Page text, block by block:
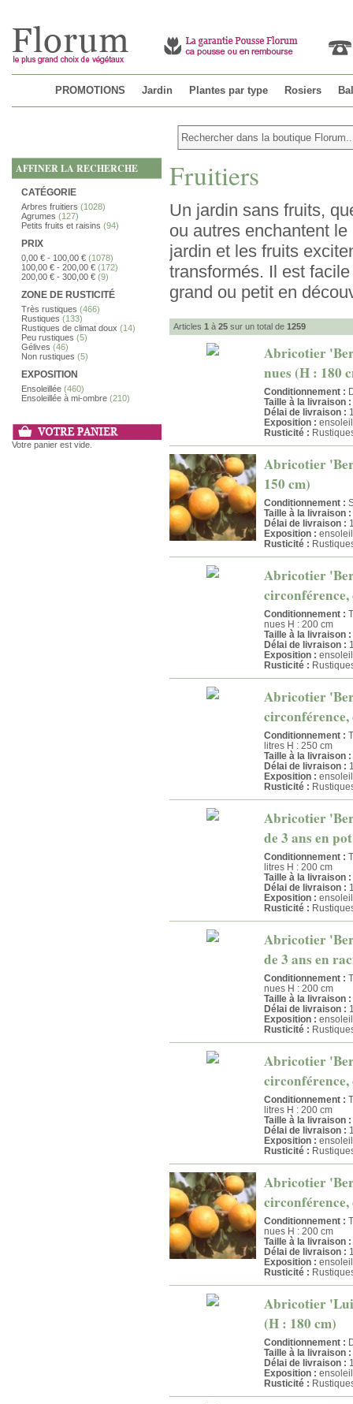
PROMOTIONS Jardin Plantes par type Rosiers
AFFINER LA RECHERCHE
CATÉGORIE
Arbres fruitiers (1028)
Agrumes (127)
Petits fruits et raisins (94)
PRIX
0,00 € - 100,00 € (1078)
100,00 € - 200,00 € (172)
200,00 € - 300,00 € (9)
ZONE DE RUSTICITÉ
Très rustiques (466)
Rustiques (133)
Rustiques de climat doux (14)
Peu rustiques (5)
Gélives (46)
Non rustiques (5)
EXPOSITION
Ensoleillée (460)
Ensoleillée à mi-ombre (210)
Votre panier est vide.
Fruitiers
Un jardin sans fruits,
ou autres enchantent
jardin et les fruits
transformés. Il est
grand ou petit en
Articles 1 à 25 sur un total de 1259
Abricotier
nues (H : 180
Conditionnement :
Taille à la livraison :
Délai de livraison :
Exposition :
Rusticité :
Abricotier
150 cm)
Conditionnement :
Taille à la livraison :
Délai de livraison :
Exposition :
Rusticité :
Abricotier
circonférence,
Conditionnement :
nues H : 200 cm
Taille à la livraison :
Délai de livraison :
Exposition :
Rusticité :
Abricotier
circonférence,
Conditionnement :
litres H : 250 cm
Taille à la livraison :
Délai de livraison :
Exposition :
Rusticité :
Abricotier
de 3 ans en
Conditionnement :
litres H : 200 cm
Taille à la livraison :
Délai de livraison :
Exposition :
Rusticité :
Abricotier
de 3 ans en
Conditionnement :
nues H : 200 cm
Taille à la livraison :
Délai de livraison :
Exposition :
Rusticité :
Abricotier
circonférence,
Conditionnement :
litres H : 200 cm
Taille à la livraison :
Délai de livraison :
Exposition :
Rusticité :
Abricotier
circonférence,
Conditionnement :
nues H : 200 cm
Taille à la livraison :
Délai de livraison :
Exposition :
Rusticité :
Abricotier
(H : 180 cm)
Conditionnement :
Taille à la livraison :
Délai de livraison :
Exposition :
Rusticité :